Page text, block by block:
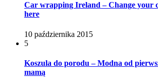
Car wrapping Ireland – Change your
here
10 października 2015
5
Koszula do porodu – Modna od
mamą